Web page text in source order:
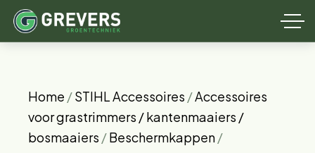
Home /STIHL Accessoires /Accessoires
voor grastrimmers / kantenmaaiers /
bosmaaiers /Beschermkappen/